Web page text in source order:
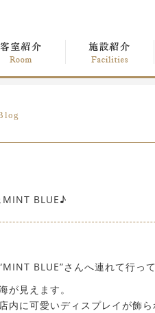
MINT BLUE♪
BLUE”さんへ連れて行って
が見えます。
内に可愛いディスプレイが飾ら